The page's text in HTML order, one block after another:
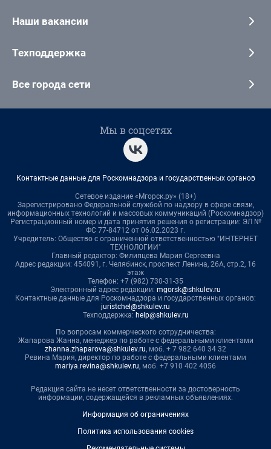
Наши вакансии
Техподдержка
Все города сети
Мы в соцсетях
Контактные данные для Роскомнадзора и государственных органов
Сетевое издание «Мгорск.ру» (18+)
Зарегистрировано Федеральной службой по надзору в сфере связи,
информационных технологий и массовых коммуникаций (Роскомнадзор)
Регистрационный номер и дата принятия решения о регистрации: ЭЛ №
ФС 77-84712 от 06.02.2023 г.
Учредитель: Общество с ограниченной ответственностью "ИНТЕРНЕТ
ТЕХНОЛОГИИ"
Главный редактор: Филипцева Мария Сергеевна
Адрес редакции: 454091, г. Челябинск, проспект Ленина, 26А, стр.2, 16
этаж
Телефон: +7 (982) 730-31-35
Электронный адрес редакции: mgorsk@shkulev.ru
Контактные данные для Роскомнадзора и государственных органов:
juristchel@shkulev.ru
Техподдержка: help@shkulev.ru
По вопросам коммерческого сотрудничества:
Жапарова Жанна, менеджер по работе с федеральными клиентами
zhanna.zhaparova@shkulev.ru, моб. + 7 982 640 34 32
Ревина Мария, директор по работе с федеральными клиентами
mariya.revina@shkulev.ru, моб. +7 910 402 4056
Редакция сайта не несет ответственности за достоверность
информации, содержащейся в рекламных объявлениях.
Информация об ограничениях
Политика использования cookies